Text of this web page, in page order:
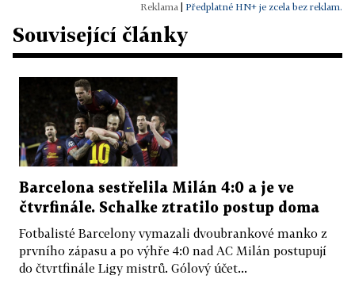
Předplatné HN+ je zcela bez reklam.
Související články
Barcelona sestřelila Milán 4:0 a je ve
čtvrfinále. Schalke ztratilo postup doma
Fotbalisté Barcelony vymazali dvoubrankové manko z
prvního zápasu a po výhře 4:0 nad AC Milán postupují
do čtvrtfinále Ligy mistrů. Gólový účet...